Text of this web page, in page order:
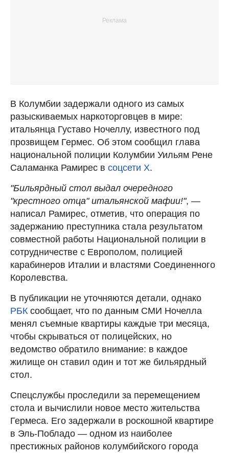
В Колумбии задержали одного из самых
разыскиваемых наркоторговцев в мире:
итальянца Густаво Ночеллу, известного под
прозвищем Гермес. Об этом сообщил глава
национальной полиции Колумбии Уильям Рене
Саламанка Рамирес в соцсети Х.
"Бильярдный стол выдал очередного
"крестного отца" итальянской мафии!", —
написал Рамирес, отметив, что операция по
задержанию преступника стала результатом
совместной работы Национальной полиции в
сотрудничестве с Европолом, полицией
карабинеров Италии и властями Соединенного
Королевства.
В публикации не уточняются детали, однако
РБК сообщает, что по данным СМИ Ночелла
менял съемные квартиры каждые три месяца,
чтобы скрываться от полицейских, но
ведомство обратило внимание: в каждое
жилище он ставил один и тот же бильярдный
стол.
Спецслужбы проследили за перемещением
стола и вычислили новое место жительства
Гермеса. Его задержали в роскошной квартире
в Эль-Побладо — одном из наиболее
престижных районов колумбийского города